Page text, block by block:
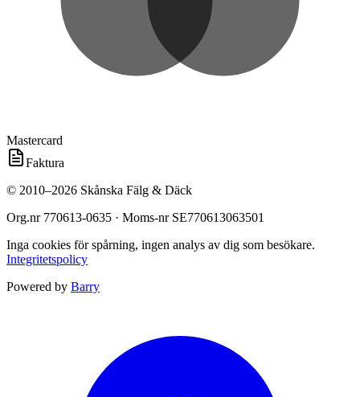
Mastercard
Faktura
© 2010–2026 Skånska Fälg & Däck
Org.nr 770613-0635 · Moms-nr SE770613063501
Inga cookies för spårning, ingen analys av dig som besökare.
Integritetspolicy
Powered by Barry